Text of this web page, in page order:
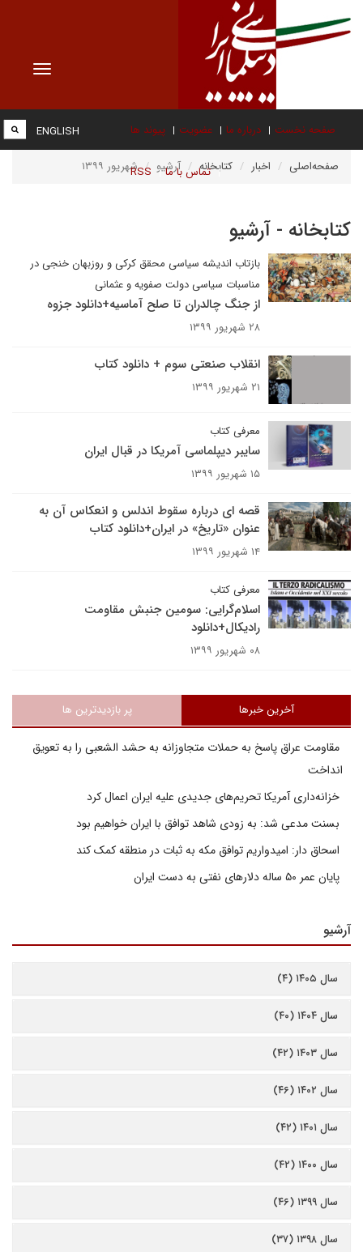
Toggle
صفحه نخست درباره ما عضویت پیوند ها
تماس با ما RSS
ENGLISH
صفحه‌اصلی اخبار کتابخانه آرشیو شهریور ۱۳۹۹
کتابخانه - آرشیو
بازتاب اندیشه سیاسی محقق کرکی و روزبهان خنجی در
مناسبات سیاسی دولت صفویه و عثمانی
از جنگ چالدران تا صلح آماسیه+دانلود جزوه
۲۸ شهریور ۱۳۹۹
انقلاب صنعتی سوم + دانلود کتاب
۲۱ شهریور ۱۳۹۹
معرفی کتاب
سایبر دیپلماسی آمریکا در قبال ایران
۱۵ شهریور ۱۳۹۹
قصه ای درباره سقوط اندلس و انعکاس آن به
عنوان «تاریخ» در ایران+دانلود کتاب
۱۴ شهریور ۱۳۹۹
معرفی کتاب
اسلام‌گرایی: سومین جنبش مقاومت
رادیکال+دانلود
۰۸ شهریور ۱۳۹۹
آخرین خبرها پر بازدیدترین ها
مقاومت عراق پاسخ به حملات متجاوزانه به حشد الشعبی را به تعویق
انداخت
خزانه‌داری آمریکا تحریم‌های جدیدی علیه ایران اعمال کرد
بسنت مدعی شد: به زودی شاهد توافق با ایران خواهیم بود
اسحاق دار: امیدواریم توافق مکه به ثبات در منطقه کمک کند
پایان عمر ۵۰ ساله دلارهای نفتی به دست ایران
آرشیو
سال ۱۴۰۵ (۴)
سال ۱۴۰۴ (۴۰)
سال ۱۴۰۳ (۴۲)
سال ۱۴۰۲ (۴۶)
سال ۱۴۰۱ (۴۲)
سال ۱۴۰۰ (۴۲)
سال ۱۳۹۹ (۴۶)
سال ۱۳۹۸ (۳۷)